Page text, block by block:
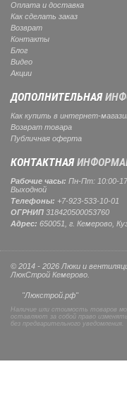
Оплата и доставка
Как сделать заказ
Возврат
Контакты
Блог
Видео
Акции
ДОПОЛНИТЕЛЬНАЯ
Как купить в интернет-
Возврат товара
Публичная оферта
КОНТАКТНАЯ
Рабочие часы: Пн-Пт: 10:00-
Выходной
Телефоны: +7-923-533-10-01
ОГРНИП 318420500053760
Адрес: 650051, г. Кемерово,
© 2014 - 2026 Люки и
ЛюкСтрой Кемерово.
"Люкстрой.рф"
Наличие или стоимость товаров
оставляют за собой право
без предварительного уведомления.